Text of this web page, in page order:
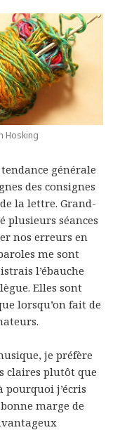
Hosking
générale
des consignes
la lettre. Grand-
plusieurs séances
nos erreurs en
me sont
l’ébauche
Elles sont
lorsqu’on fait de
je préfère
claires plutôt que
pourquoi j’écris
marge de